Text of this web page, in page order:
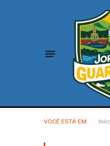
VOCÊ ESTÁ EM: